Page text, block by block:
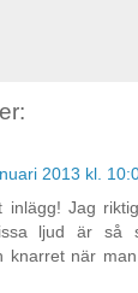
2013 kl.
inlägg! Jag
ljud är så
knarret när